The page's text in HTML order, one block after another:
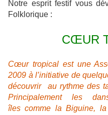
Notre esprit festif vous
Folklorique :
CŒUR
Cœur tropical est une
2009 à l’initiative de
découvrir au rythme des
Principalement les
îles comme la Biguine,